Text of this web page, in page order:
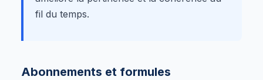
fil du temps.
Abonnements et formules